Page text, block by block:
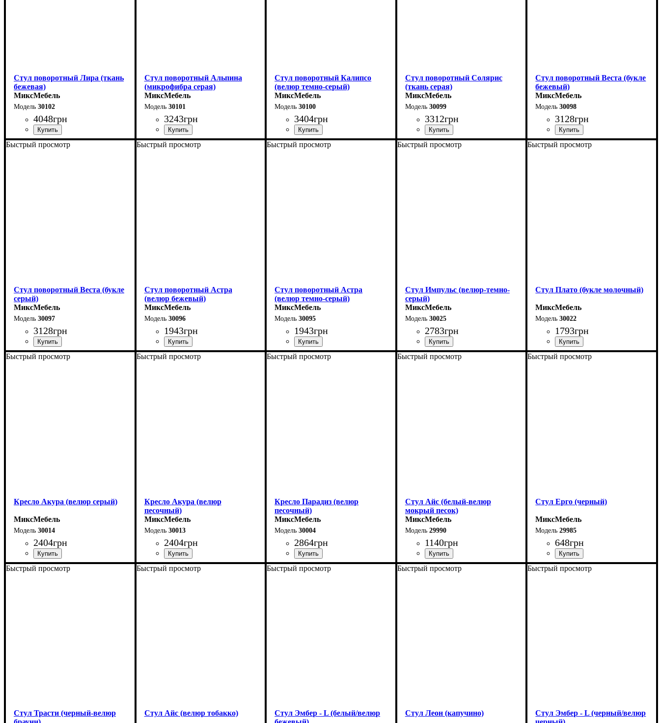
Стул поворотный Лира (ткань
бежевая)
МиксМебель
30102
4048грн
Стул поворотный Альпина
(микрофибра серая)
МиксМебель
30101
3243грн
Стул поворотный Калипсо
(велюр темно-серый)
МиксМебель
30100
3404грн
Стул поворотный Солярис
(ткань серая)
МиксМебель
30099
3312грн
Стул поворотный Веста (букле
бежевый)
МиксМебель
30098
3128грн
Быстрый просмотр
Стул поворотный Веста (букле
серый)
МиксМебель
30097
3128грн
Быстрый просмотр
Стул поворотный Астра
(велюр бежевый)
МиксМебель
30096
1943грн
Быстрый просмотр
Стул поворотный Астра
(велюр темно-серый)
МиксМебель
30095
1943грн
Быстрый просмотр
Стул Импульс (велюр-темно-
серый)
МиксМебель
30025
2783грн
Быстрый просмотр
Стул Плато (букле молочный)
МиксМебель
30022
1793грн
Быстрый просмотр
Кресло Акура (велюр серый)
МиксМебель
30014
2404грн
Быстрый просмотр
Кресло Акура (велюр
песочный)
МиксМебель
30013
2404грн
Быстрый просмотр
Кресло Парадиз (велюр
песочный)
МиксМебель
30004
2864грн
Быстрый просмотр
Стул Айс (белый-велюр
мокрый песок)
МиксМебель
29990
1140грн
Быстрый просмотр
Стул Ерго (черный)
МиксМебель
29985
648грн
Быстрый просмотр
Стул Трасти (черный-велюр
Быстрый просмотр
Стул Айс (велюр тобакко)
Быстрый просмотр
Стул Эмбер - L (белый/велюр
Быстрый просмотр
Стул Леон (капучино)
Быстрый просмотр
Стул Эмбер - L (черный/велюр